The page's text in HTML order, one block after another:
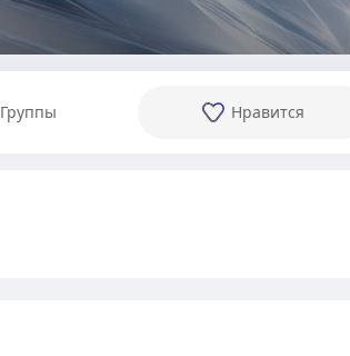
Группы Нравится